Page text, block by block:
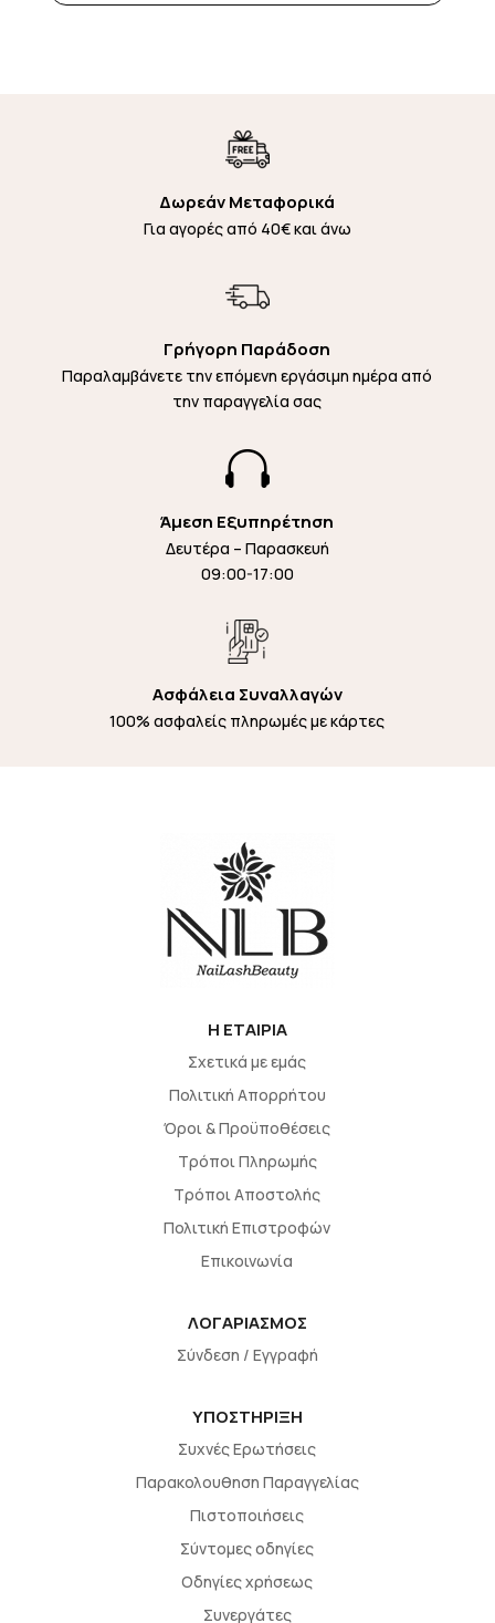
Δωρεάν Μεταφορικά
Για αγορές από 40€ και άνω
Γρήγορη Παράδοση
Παραλαμβάνετε την επόμενη εργάσιμη ημέρα από
την παραγγελία σας

Άμεση Εξυπηρέτηση
Δευτέρα – Παρασκευή
09:00-17:00
Ασφάλεια Συναλλαγών
100% ασφαλείς πληρωμές με κάρτες
H EΤΑΙΡΙΑ
Σχετικά με εμάς
Πολιτική Απορρήτου
Όροι & Προϋποθέσεις
Τρόποι Πληρωμής
Τρόποι Αποστολής
Πολιτική Επιστροφών
Επικοινωνία
ΛΟΓΑΡΙΑΣΜΟΣ
Σύνδεση / Εγγραφή
ΥΠΟΣΤΗΡΙΞΗ
Συχνές Ερωτήσεις
Παρακολουθηση Παραγγελίας
Πιστοποιήσεις
Σύντομες οδηγίες
Οδηγίες χρήσεως
Συνεργάτες